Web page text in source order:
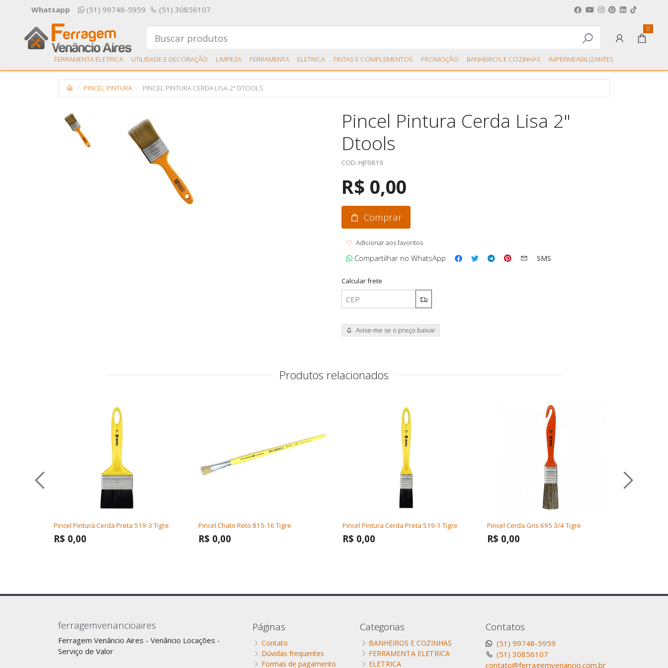
Whatsapp (51) 99748-5959 (51) 30856107
0
FERRAMENTA ELETRICA UTILIDADE E DECORAÇÃO LIMPEZA FERRAMENTA ELETRICA TINTAS E COMPLEMENTOS PROMOÇÃO BANHEIROS E COZINHAS IMPERMEABILIZANTES
PINCEL PINTURA PINCEL PINTURA CERDA LISA 2" DTOOLS
Pincel Pintura Cerda Lisa 2"
Dtools
COD: HJF9819
R$ 0,00
Comprar
Adicionar aos favoritos
Compartilhar no WhatsApp SMS
Calcular frete
Avise-me se o preço baixar
Produtos relacionados
Pincel Pintura Cerda Preta 519-3 Tigre
R$ 0,00
Pincel Chato Reto 815-16 Tigre
R$ 0,00
Pincel Pintura Cerda Preta 519-1 Tigre
R$ 0,00
Pincel Cerda Gris 695 3/4 Tigre
R$ 0,00
Contatos
(51) 99748-5959
(51) 30856107
contato@ferragemvenancio.com.br
Páginas
Contato
Dúvidas frequentes
Formas de pagamento
Categorias
BANHEIROS E COZINHAS
FERRAMENTA ELETRICA
ELETRICA
ferragemvenancioaires
Ferragem Venâncio Aires - Venâncio Locações -
Serviço de Valor